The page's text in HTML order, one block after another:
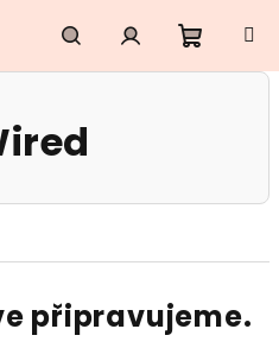
HledatPřihlášení
připravujeme.